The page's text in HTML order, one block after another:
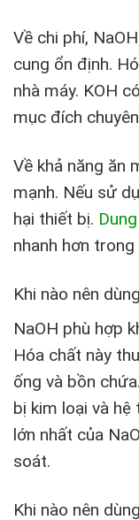
Về chi phí,
cung ổn định.
nhà máy. KOH
mục đích
Về khả năng ăn
mạnh. Nếu sử
hại thiết bị.
nhanh hơn
Khi nào nên
NaOH phù hợp
Hóa chất này
ống và bồn
bị kim loại và
lớn nhất của
soát.
Khi nào nên